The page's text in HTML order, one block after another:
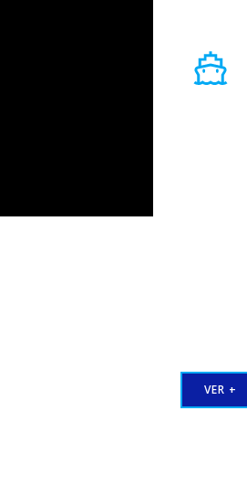
VER +